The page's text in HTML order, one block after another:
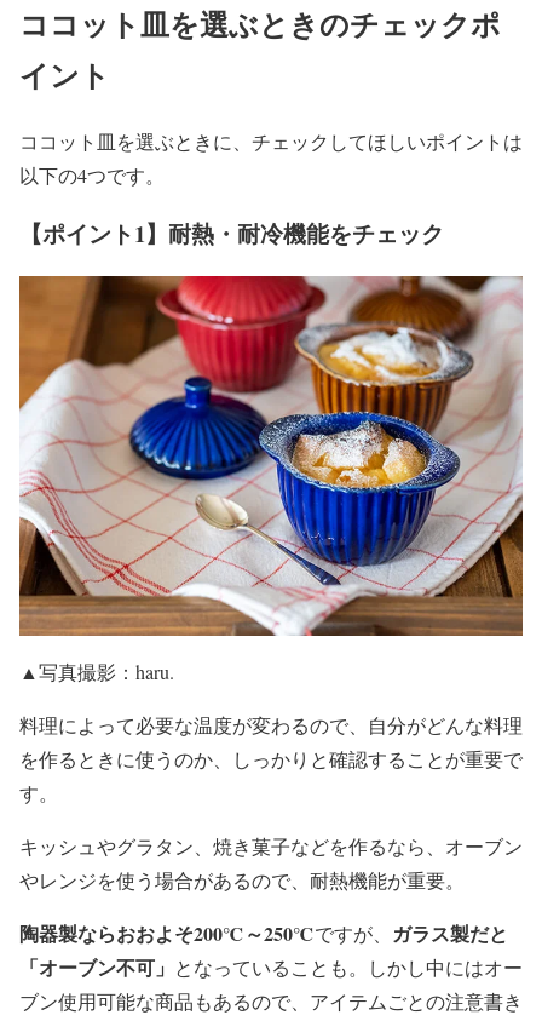
ココット皿を選ぶときのチェックポ
イント
ココット皿を選ぶときに、チェックしてほしいポイントは
以下の4つです。
【ポイント1】耐熱・耐冷機能をチェック
▲写真撮影：haru.
料理によって必要な温度が変わるので、自分がどんな料理
を作るときに使うのか、しっかりと確認することが重要で
す。
キッシュやグラタン、焼き菓子などを作るなら、オーブン
やレンジを使う場合があるので、耐熱機能が重要。
陶器製ならおおよそ200℃～250℃ですが、 ガラス製だと
「オーブン不可」 となっていることも。しかし中にはオー
ブン使用可能な商品もあるので、アイテムごとの注意書き